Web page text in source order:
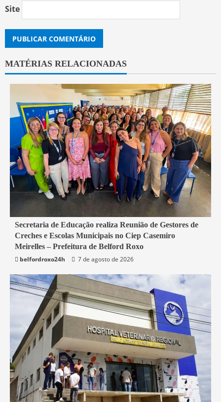
Site
MATÉRIAS RELACIONADAS
4 min read
Belford Roxo
Secretaria de Educação realiza Reunião de Gestores de
Creches e Escolas Municipais no Ciep Casemiro
Meirelles – Prefeitura de Belford Roxo
belfordroxo24h
7 de agosto de 2026